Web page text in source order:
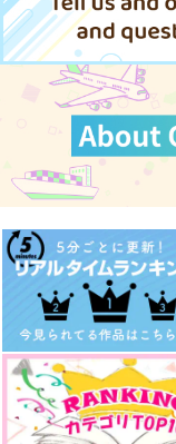
彼氏のおうち！
talisona
472円（税込）
山姥切国広×山姥切長義
サンプル
作品詳細
刀剣乱舞
山姥切国広×山姥切長義
サンプル
カート
くにちょぎつめ！
ONE CHANCE!